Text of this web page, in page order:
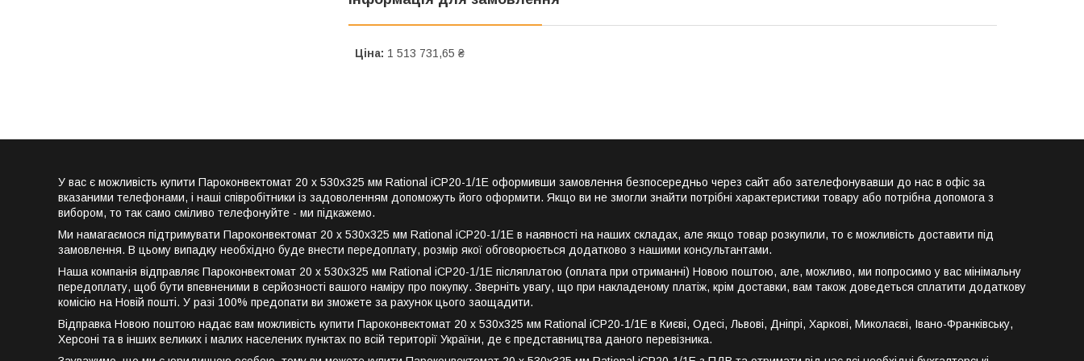
Ціна: 1 513 731,65 ₴
У вас є можливість купити Пароконвектомат 20 х 530х325 мм Rational iCP20-1/1E оформивши замовлення безпосередньо через сайт або зателефонувавши до нас в офіс за
вказаними телефонами, і наші співробітники із задоволенням допоможуть його оформити. Якщо ви не змогли знайти потрібні характеристики товару або потрібна допомога з
вибором, то так само сміливо телефонуйте - ми підкажемо.
Ми намагаємося підтримувати Пароконвектомат 20 х 530х325 мм Rational iCP20-1/1E в наявності на наших складах, але якщо товар розкупили, то є можливість доставити під
замовлення. В цьому випадку необхідно буде внести передоплату, розмір якої обговорюється додатково з нашими консультантами.
Наша компанія відправляє Пароконвектомат 20 х 530х325 мм Rational iCP20-1/1E післяплатою (оплата при отриманні) Новою поштою, але, можливо, ми попросимо у вас мінімальну
передоплату, щоб бути впевненими в серйозності вашого наміру про покупку. Зверніть увагу, що при накладеному платіж, крім доставки, вам також доведеться сплатити додаткову
комісію на Новій пошті. У разі 100% предопати ви зможете за рахунок цього заощадити.
Відправка Новою поштою надає вам можливість купити Пароконвектомат 20 х 530х325 мм Rational iCP20-1/1E в Києві, Одесі, Львові, Дніпрі, Харкові, Миколаєві, Івано-Франківську,
Херсоні та в інших великих і малих населених пунктах по всій території України, де є представництва даного перевізника.